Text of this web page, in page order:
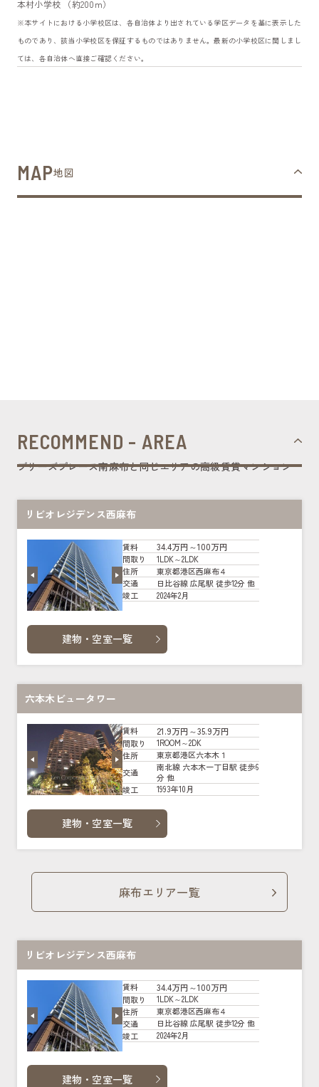
本村小学校 （約200m）
※本サイトにおける小学校区は、各自治体より出されている学区データを基に表示した
ものであり、該当小学校区を保証するものではありません。最新の小学校区に関しまし
ては、各自治体へ直接ご確認ください。
MAP地図
RECOMMEND - AREA
ブリーズプレース南麻布と同じエリアの高級賃貸マンション
リビオレジデンス西麻布
賃料 34.4万円～100万円
間取り
1LDK～2LDK
住所
東京都港区西麻布４
交通
日比谷線 広尾駅 徒歩12分 他
竣工
2024年2月
建物・空室一覧
六本木ビュータワー
賃料 21.9万円～35.9万円
間取り
1ROOM～2DK
住所
東京都港区六本木１
交通
南北線 六本木一丁目駅 徒歩6
分 他
竣工
1993年10月
建物・空室一覧
麻布エリア一覧
リビオレジデンス西麻布
賃料 34.4万円～100万円
間取り
1LDK～2LDK
住所
東京都港区西麻布４
交通
日比谷線 広尾駅 徒歩12分 他
竣工
2024年2月
建物・空室一覧